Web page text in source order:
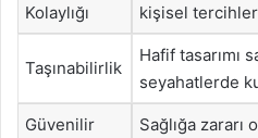
Kolaylığı
kişisel
Taşınabilirlik
Hafif tasarımı
seyahatlerde
Güvenilir
Sağlığa